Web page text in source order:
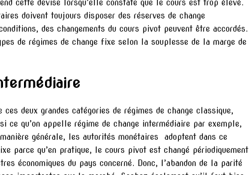
cette devise lorsqu’elle constate que le cours est trop élevé.
doivent toujours disposer des réserves de change
des changements du cours pivot peuvent être accordés.
de régimes de change fixe selon la souplesse de la marge de
deux grandes catégories de régimes de change classique,
qu’on appelle régime de change intermédiaire par exemple,
générale, les autorités monétaires adoptent dans ce
parce qu’en pratique, le cours pivot est changé périodiquement
économiques du pays concerné. Donc, l’abandon de la parité